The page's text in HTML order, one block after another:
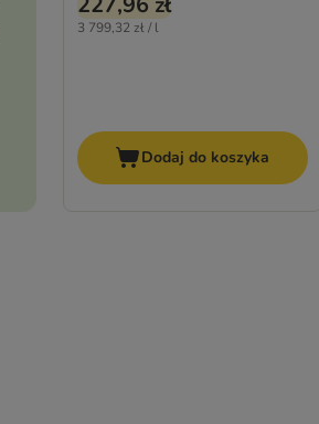
3 799,32 zł / l
Dodaj do koszyka